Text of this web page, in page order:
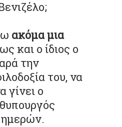
ακόμα μια
και ο ίδιος ο
την
του, να
γίνει ο
ημερών.